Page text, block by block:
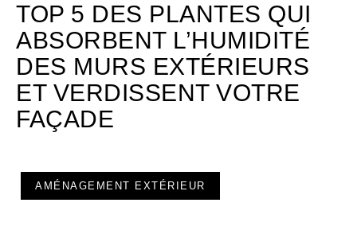
TOP 5 DES PLANTES QUI
ABSORBENT L’HUMIDITÉ
DES MURS EXTÉRIEURS
ET VERDISSENT VOTRE
FAÇADE
AMÉNAGEMENT EXTÉRIEUR